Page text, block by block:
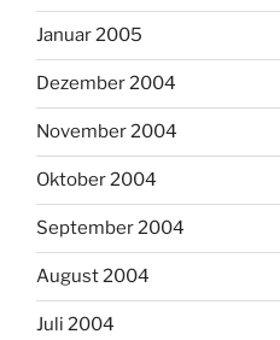
Januar 2005
Dezember 2004
November 2004
Oktober 2004
September 2004
August 2004
Juli 2004